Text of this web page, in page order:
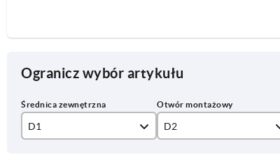
Ogranicz wybór artykułu
D1 D2